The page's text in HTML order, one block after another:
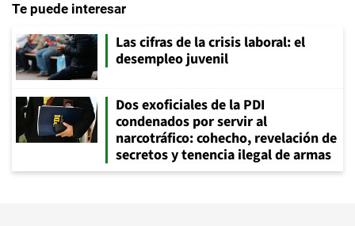
Te puede interesar
Las cifras de la crisis laboral: el
desempleo juvenil
Dos exoficiales de la PDI
condenados por servir al
narcotráfico: cohecho, revelación de
secretos y tenencia ilegal de armas